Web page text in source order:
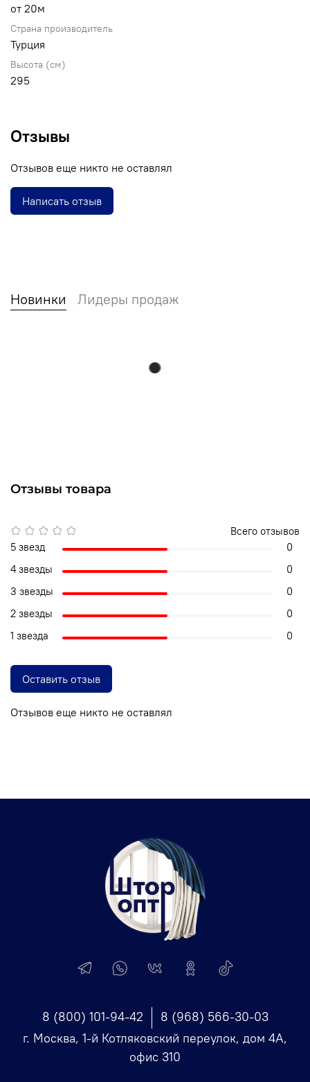
от 20м
Страна производитель
Турция
Высота (см)
295
Отзывы
Отзывов еще никто не оставлял
Написать отзыв
Новинки Лидеры продаж
Отзывы товара
Отзывов еще никто не оставлял
Всего отзывов
5 звезд
0
4 звезды
0
3 звезды
0
2 звезды
0
1 звезда
0
Оставить отзыв
8 (800) 101-94-42
8 (968) 566-30-03
г. Москва, 1-й Котляковский переулок, дом 4А,
офис 310